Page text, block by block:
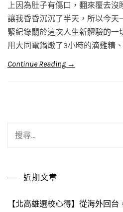
上因為肚子有傷口，翻來覆去
讓我昏昏沉沉了半天，所以今天
緊紀錄關於這次人生新體驗的一
用大同電鍋燉了3小時的滴雞精、
Continue Reading →
近期文章
【北高雄選校心得】從海外回